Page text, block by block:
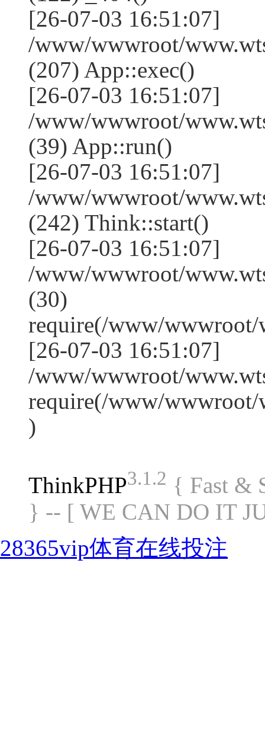
[26-07-03 16:51:07]
/www/wwwroot/
(207) App::exec()
[26-07-03 16:51:07]
/www/wwwroot/
(39) App::run()
[26-07-03 16:51:07]
/www/wwwroot/
(242) Think::start()
[26-07-03 16:51:07]
/www/wwwroot/
(30)
require(/www/wwwroot/
[26-07-03 16:51:07]
/www/wwwroot/
require(/www/wwwroot/
)
ThinkPHP3.1.2 { Fast &
} -- [ WE CAN DO IT
28365vip体育在线投注